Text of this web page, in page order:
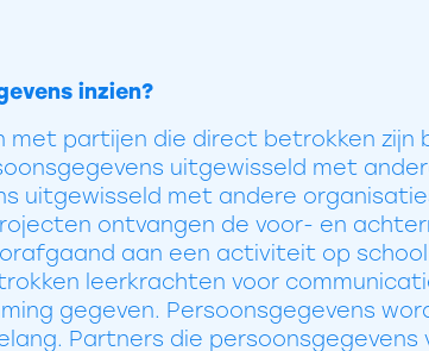
inzien?
met partijen die direct betrokken zijn
uitgewisseld met
uitgewisseld met andere
ontvangen de voor- en
aan een activiteit op
leerkrachten voor
gegeven. Persoonsgegevens
Partners die persoonsgegevens